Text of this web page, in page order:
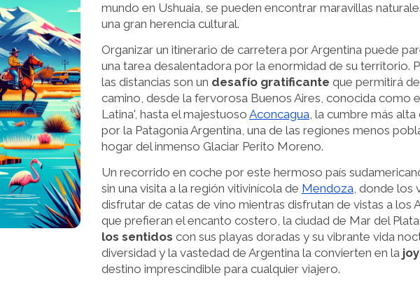
mundo en Ushuaia, se pueden encontrar maravillas
una gran herencia cultural.
Organizar un itinerario de carretera por Argentina puede
una tarea desalentadora por la enormidad de su territorio.
las distancias son un desafío gratificante que permitirá
camino, desde la fervorosa Buenos Aires, conocida como
Latina', hasta el majestuoso Aconcagua, la cumbre más alta
por la Patagonia Argentina, una de las regiones menos
hogar del inmenso Glaciar Perito Moreno.
Un recorrido en coche por este hermoso país
sin una visita a la región vitivinícola de Mendoza, donde los
disfrutar de catas de vino mientras disfrutan de vistas a los
que prefieran el encanto costero, la ciudad de Mar del Plata
los sentidos con sus playas doradas y su vibrante vida
diversidad y la vastedad de Argentina la convierten en la
destino imprescindible para cualquier viajero.